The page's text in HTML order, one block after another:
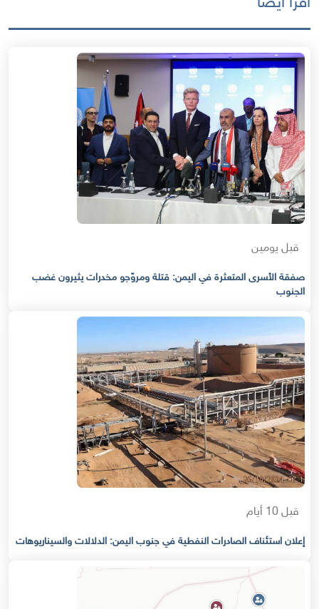
قبل يومين
صفقة الأسرى المتعثرة في اليمن: قتلة ومروّجو مخدرات يثيرون غضب
الجنوب
قبل 10 أيام
إعلان استئناف الصادرات النفطية في جنوب اليمن: الدلالات والسيناريوهات